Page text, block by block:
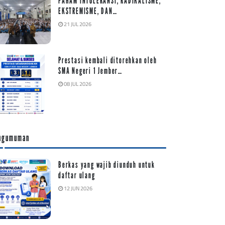
EKSTREMISME, DAN…
21 JUL 2026
Prestasi kembali ditorehkan oleh
SMA Negeri 1 Jember…
08 JUL 2026
Berkas yang wajib diunduh untuk
daftar ulang
12 JUN 2026